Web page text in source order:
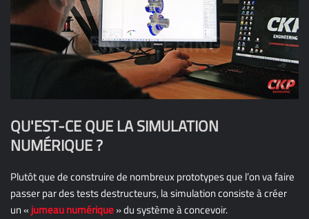
QU'EST-CE QUE LA SIMULATION
NUMÉRIQUE ?
Plutôt que de construire de nombreux prototypes que l’on va faire
passer par des tests destructeurs, la simulation consiste à créer
un « jumeau numérique» du système à concevoir.